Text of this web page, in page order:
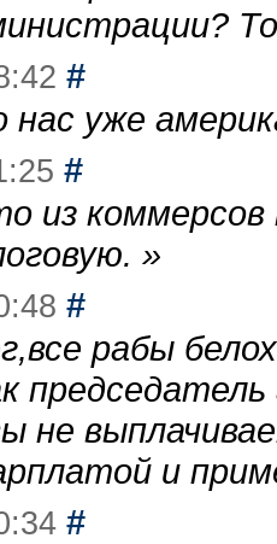
#
нас уже
#
из
»
#
рабы
не
и
#